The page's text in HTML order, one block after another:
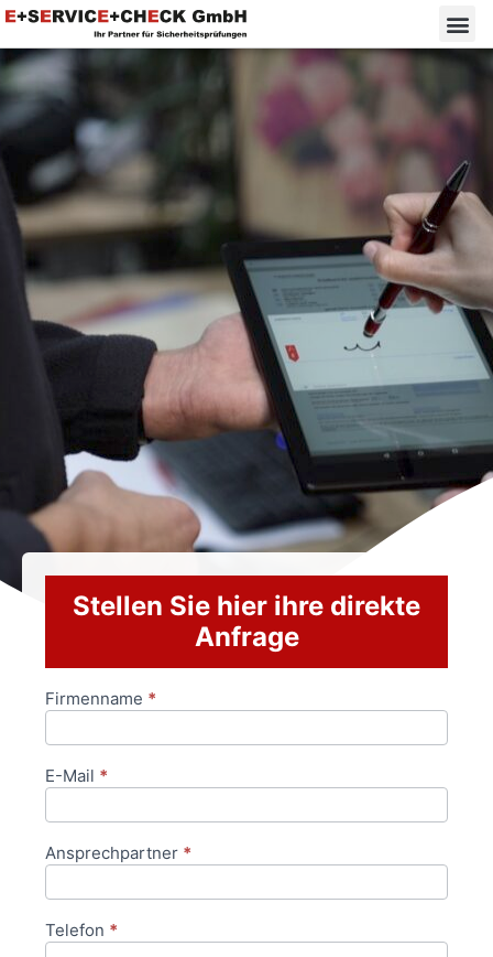
Stellen Sie hier ihre direkte
Anfrage
Anfrageformular
Firmenname *
E-Mail *
Ansprechpartner *
Telefon *